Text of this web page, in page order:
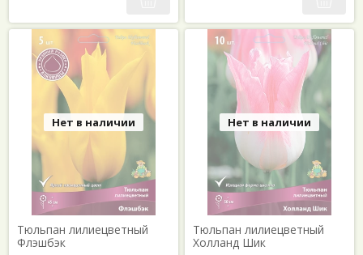
Нет в наличии
Тюльпан лилиецветный
Флэшбэк
Нет в наличии
Тюльпан лилиецветный
Холланд Шик